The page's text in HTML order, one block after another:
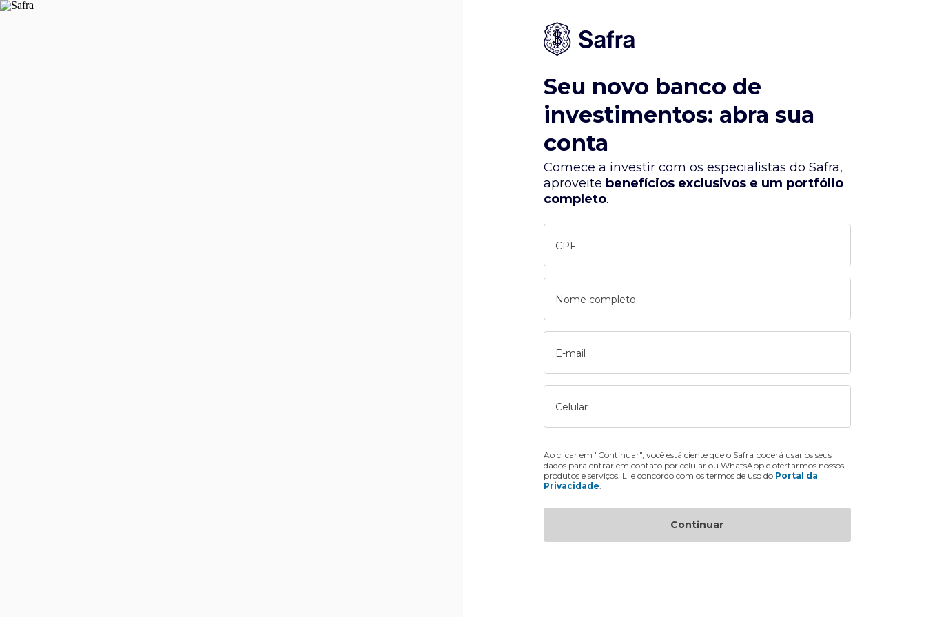
Seu novo banco de
investimentos: abra sua
conta
Comece a investir com os especialistas do Safra,
aproveite benefícios exclusivos e um portfólio
completo.
CPF
Nome completo
E-mail
Celular
Ao clicar em "Continuar", você está ciente que o Safra poderá usar os seus
dados para entrar em contato por celular ou WhatsApp e ofertarmos nossos
produtos e serviços. Li e concordo com os termos de uso do Portal da
Privacidade
Continuar